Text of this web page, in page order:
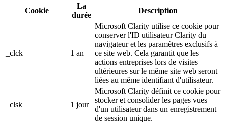
Cookie
La
durée
Description
_clck 1 an
Microsoft Clarity utilise ce cookie pour
conserver l'ID utilisateur Clarity du
navigateur et les paramètres exclusifs à
ce site web. Cela garantit que les
actions entreprises lors de visites
ultérieures sur le même site web seront
liées au même identifiant d'utilisateur.
_clsk 1 jour
Microsoft Clarity définit ce cookie pour
stocker et consolider les pages vues
d'un utilisateur dans un enregistrement
de session unique.